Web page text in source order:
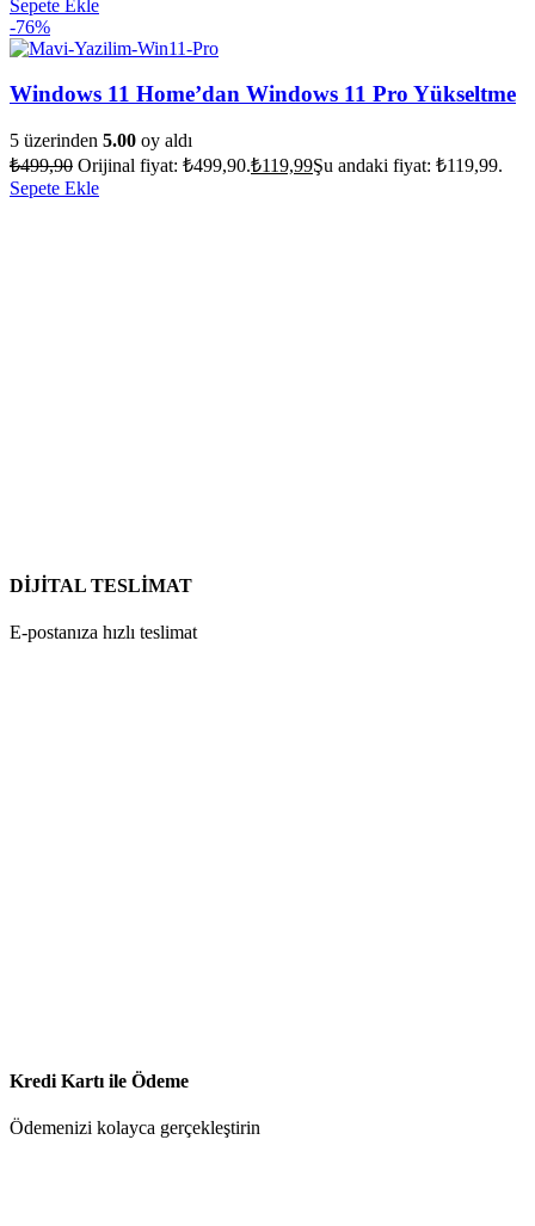
Sepete Ekle
-76%
Windows 11 Home’dan Windows 11 Pro Yükseltme
5 üzerinden 5.00 oy aldı
₺499,90 Orijinal fiyat: ₺499,90.₺119,99Şu andaki fiyat: ₺119,99.
Sepete Ekle
DİJİTAL TESLİMAT
E-postanıza hızlı teslimat
Kredi Kartı ile Ödeme
Ödemenizi kolayca gerçekleştirin